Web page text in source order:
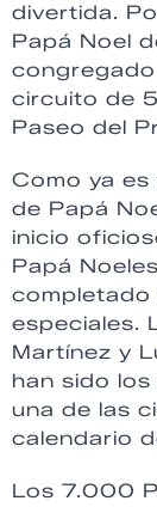
divertida.
Papá Noel
circuito de
Paseo del
Como ya
de Papá
inicio
Papá
completado
especiales.
Martínez y
han sido
una de las
calendario
Los 7.000